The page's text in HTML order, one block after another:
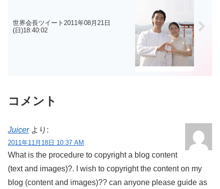
世界会長ツイート2011年08月21日
(日)18:40:02
コメント
Juicer より:
2011年11月18日 10:37 AM
What is the procedure to copyright a blog content
(text and images)?. I wish to copyright the content on my
blog (content and images)?? can anyone please guide as